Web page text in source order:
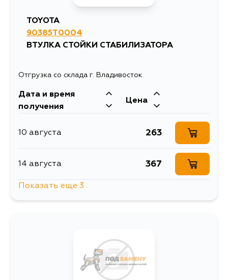
KUN16, LAN25, LAN35, LN165,
LN190, LN191, LN192, LN200,
RZN167, RZN168, RZN169, RZN173,
RZN174, RZN193, RZN194, RZN200,
TGN10, TGN11, TGN15, TGN16, TGN26,
TOYOTA
90385T0004
ВТУЛКА СТОЙКИ СТАБИЛИЗАТОРА
Отгрузка со склада г. Владивосток
Дата и время
получения
Цена
10 августа 263
14 августа 367
634
Показать еще 3